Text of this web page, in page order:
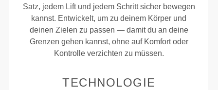
Satz, jedem Lift und jedem Schritt sicher bewegen
kannst. Entwickelt, um zu deinem Körper und
deinen Zielen zu passen — damit du an deine
Grenzen gehen kannst, ohne auf Komfort oder
Kontrolle verzichten zu müssen.
TECHNOLOGIE